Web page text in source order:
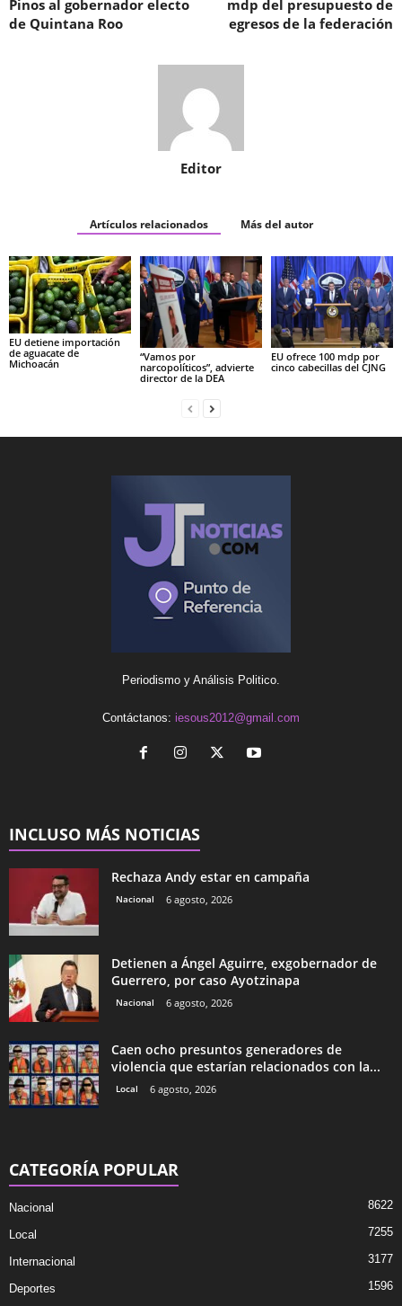
Pinos al gobernador electo
de Quintana Roo
mdp del presupuesto de
egresos de la federación
Editor
Artículos relacionados Más del autor
EU detiene importación
de aguacate de
Michoacán
“Vamos por
narcopolíticos”, advierte
director de la DEA
EU ofrece 100 mdp por
cinco cabecillas del CJNG
Periodismo y Análisis Politico.
Contáctanos: iesous2012@gmail.com
INCLUSO MÁS NOTICIAS
Rechaza Andy estar en campaña
Nacional 6 agosto, 2026
Detienen a Ángel Aguirre, exgobernador de
Guerrero, por caso Ayotzinapa
Nacional 6 agosto, 2026
Caen ocho presuntos generadores de
violencia que estarían relacionados con la...
Local 6 agosto, 2026
CATEGORÍA POPULAR
Nacional 8622
Local 7255
Internacional 3177
Deportes
1596